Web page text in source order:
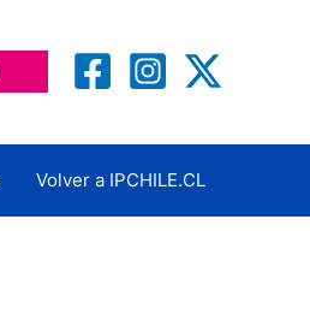
Volver a IPCHILE.CL